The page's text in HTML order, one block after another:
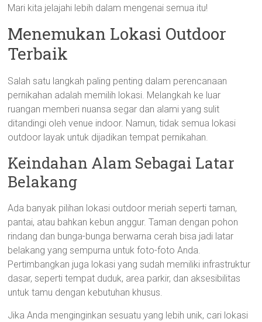
Mari kita jelajahi lebih dalam mengenai semua itu!
Menemukan Lokasi Outdoor
Terbaik
Salah satu langkah paling penting dalam perencanaan
pernikahan adalah memilih lokasi. Melangkah ke luar
ruangan memberi nuansa segar dan alami yang sulit
ditandingi oleh venue indoor. Namun, tidak semua lokasi
outdoor layak untuk dijadikan tempat pernikahan.
Keindahan Alam Sebagai Latar
Belakang
Ada banyak pilihan lokasi outdoor meriah seperti taman,
pantai, atau bahkan kebun anggur. Taman dengan pohon
rindang dan bunga-bunga berwarna cerah bisa jadi latar
belakang yang sempurna untuk foto-foto Anda.
Pertimbangkan juga lokasi yang sudah memiliki infrastruktur
dasar, seperti tempat duduk, area parkir, dan aksesibilitas
untuk tamu dengan kebutuhan khusus.
Jika Anda menginginkan sesuatu yang lebih unik, cari lokasi